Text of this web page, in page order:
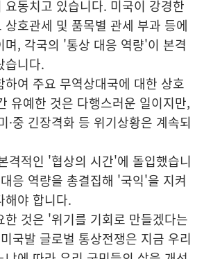
요동치고 있습니다. 미국이 강경한
상호관세 및 품목별 관세 부과 등에
며, 각국의 '통상 대응 역량'이 본격
습니다.
하여 주요 무역상대국에 대한 상호
유예한 것은 다행스러운 일이지만,
·중 긴장격화 등 위기상황은 계속되
격적인 '협상의 시간'에 돌입했습니
응 역량을 총결집해 '국익'을 지켜
해야 합니다.
한 것은 '위기를 기회로 만들겠다는
국발 글로벌 통상전쟁은 지금 우리